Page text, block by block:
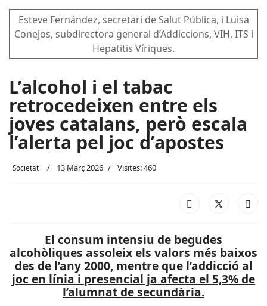
Esteve Fernández, secretari de Salut Pública, i Luisa
Conejos, subdirectora general d’Addiccions, VIH, ITS i
Hepatitis Víriques.
L’alcohol i el tabac
retrocedeixen entre els
joves catalans, però escala
l’alerta pel joc d’apostes
Societat 13 Març 2026 Visites: 460
El consum intensiu de begudes
alcohòliques assoleix els valors més baixos
des de l’any 2000, mentre que l’addicció al
joc en línia i presencial ja afecta el 5,3% de
l’alumnat de secundària.